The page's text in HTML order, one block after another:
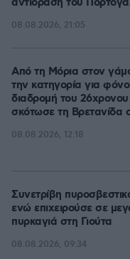
08.08.2026, 21:05
Από τη Μόρια στον
την κατηγορία για
διαδρομή του
σκότωσε τη Βρετανίδα
08.08.2026, 12:18
Συνετρίβη
ενώ επιχειρούσε σε
πυρκαγιά στη Γιούτα
08.08.2026, 09:34